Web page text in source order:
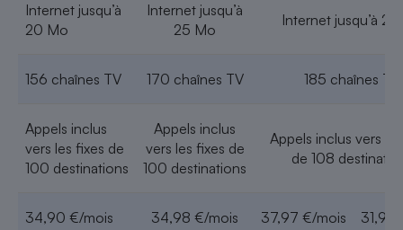
Internet jusqu’à
20 Mo
Internet jusqu’à
25 Mo
Internet jusqu’à
156 chaînes TV 170 chaînes TV 185 chaînes TV
Appels inclus
vers les fixes de
100 destinations
Appels inclus
vers les fixes de
100 destinations
Appels inclus vers
de 108
34,90 €/mois 34,98 €/mois 37,97 €/mois 31,98